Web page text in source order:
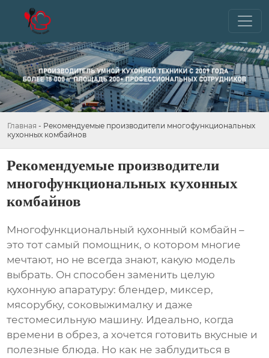
Главная - Рекомендуемые производители многофункциональных
кухонных комбайнов
Рекомендуемые производители
многофункциональных кухонных
комбайнов
Многофункциональный кухонный комбайн –
это тот самый помощник, о котором многие
мечтают, но не всегда знают, какую модель
выбрать. Он способен заменить целую
кухонную апаратуру: блендер, миксер,
мясорубку, соковыжималку и даже
тестомесильную машину. Идеально, когда
времени в обрез, а хочется готовить вкусные и
полезные блюда. Но как не заблудиться в